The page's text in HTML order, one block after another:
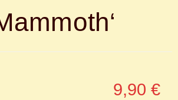
9,90 €